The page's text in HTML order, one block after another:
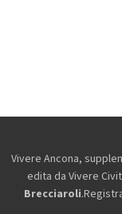
Vivere Ancona,
edita da Vivere
Brecciaroli